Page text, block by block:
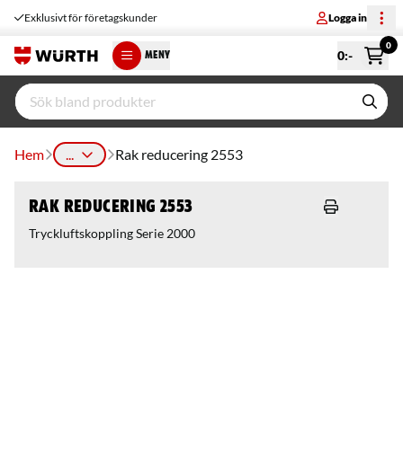
Exklusivt för företagskunder Logga in
MENY 0:-
0
Hem ... Rak reducering 2553
Rak reducering 2553
Tryckluftskoppling Serie 2000